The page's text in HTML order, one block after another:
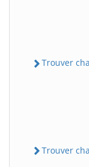
Trouver
Trouver